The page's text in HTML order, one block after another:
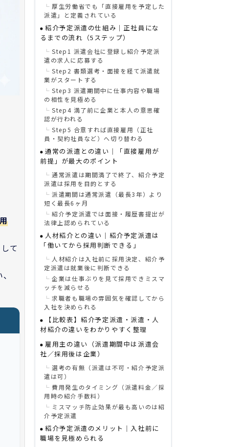
て
厚生労働省でも「直接雇用を予定した
派遣」と定義されている
紹介予定派遣の仕組み｜正社員にな
るまでの流れ（5ステップ）
Step1 派遣会社に登録し紹介予定派
遣の求人に応募する
Step2 書類選考・面接を経て派遣就
業がスタートする
Step3 派遣期間中に仕事内容や職場
の相性を見極める
Step4 満了前に企業と本人の意思確
認が行われる
Step5 合意すれば直接雇用（正社
員・契約社員など）へ切り替わる
通常の派遣との違い｜「直接雇用が
前提」が最大のポイント
通常派遣は期間満了で終了、紹介予定
派遣は採用を目的とする
派遣期間は通常派遣（最長3年）より
短く最長6ヶ月
紹介予定派遣では面接・履歴書提出が
法律上認められている
人材紹介との違い｜紹介予定派遣は
「働いてから採用判断できる」
人材紹介は入社前に採用決定、紹介予
定派遣は就業後に判断できる
企業は仕事ぶりを見て採用できミスマ
ッチを減らせる
求職者も職場の雰囲気を確認してから
入社を決められる
【比較表】紹介予定派遣・派遣・人
材紹介の違いをわかりやすく整理
雇用主の違い（派遣期間中は派遣会
社／採用後は企業）
選考の有無（派遣は不可・紹介予定派
遣は可）
費用発生のタイミング（派遣料金／採
用時の紹介手数料）
ミスマッチ防止効果が最も高いのは紹
介予定派遣
紹介予定派遣のメリット｜入社前に
職場を見極められる